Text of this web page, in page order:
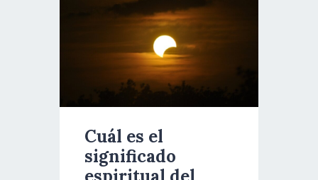
CONÓCENOS
CALENDARIO DE
CREA TU EVENTO
BLOG
CONTÁCTANOS
Cuál es el
significado